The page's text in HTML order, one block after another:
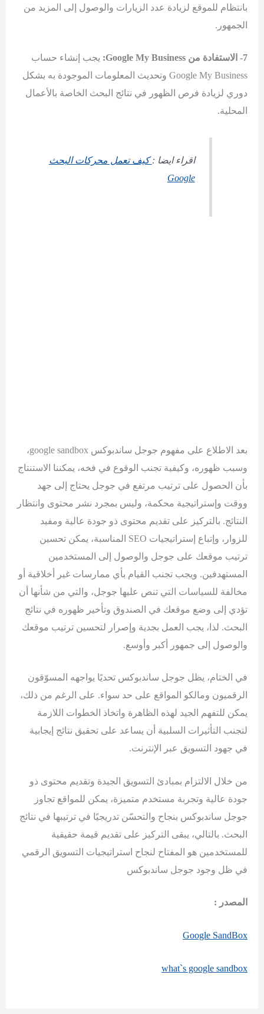
بانتظام للموقع لزيادة عدد الزيارات والوصول إلى المزيد من
الجمهور.
7- الاستفادة من Google My Business:
يجب إنشاء حساب
Google My Business وتحديث المعلومات الموجودة به بشكل
دوري لزيادة فرص الظهور في نتائج البحث الخاصة بالأعمال
المحلية.
اقراء ايضا :كيف تعمل محركات البحث
Google
بعد الاطلاع على مفهوم جوجل ساندبوكس google sandbox،
وسبب ظهوره، وكيفية تجنب الوقوع في فخه، يمكننا الاستنتاج
بأن الحصول على ترتيب مرتفع في جوجل يحتاج إلى جهد
ووقت وإستراتيجية محكمة، وليس بمجرد نشر محتوى وانتظار
النتائج. بالتركيز على تقديم محتوى ذو جودة عالية ومفيد
للزوار، وإتباع إستراتيجيات SEO المناسبة، يمكن تحسين
ترتيب موقعك على جوجل والوصول إلى المستخدمين
المستهدفين. ويجب تجنب القيام بأي ممارسات غير أخلاقية أو
مخالفة للسياسات التي تنص عليها جوجل، والتي من شأنها أن
تؤدي إلى وضع موقعك في الصندوق وتأخير ظهوره في نتائج
البحث. لذا، يجب العمل بجدية وإصرار لتحسين ترتيب موقعك
والوصول إلى جمهور أكبر وأوسع.
في الختام، يظل جوجل ساندبوكس تحديًا يواجهه المسوّقون
الرقميون ومالكو المواقع على حد سواء. على الرغم من ذلك،
يمكن للتفهم الجيد لهذه الظاهرة واتخاذ الخطوات اللازمة
لتجنب التأثيرات السلبية أن يساعد على تحقيق نتائج إيجابية
في جهود التسويق عبر الإنترنت.
من خلال الالتزام بمبادئ التسويق الجيدة وتقديم محتوى ذو
جودة عالية وتجربة مستخدم متميزة، يمكن للمواقع تجاوز
جوجل ساندبوكس بنجاح والتحسّن تدريجيًا في ترتيبها في نتائج
البحث. بالتالي، يبقى التركيز على تقديم قيمة حقيقية
للمستخدمين هو المفتاح لنجاح استراتيجيات التسويق الرقمي
في ظل وجود جوجل ساندبوكس
المصدر :
Google SandBox
what`s google sandbox